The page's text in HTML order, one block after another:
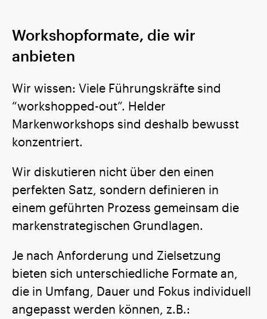
DE
EN
Workshopformate, die wir
anbieten
Wir wissen: Viele Führungskräfte sind
“workshopped-out”. Helder
Markenworkshops sind deshalb bewusst
konzentriert.
Wir diskutieren nicht über den einen
perfekten Satz, sondern definieren in
einem geführten Prozess gemeinsam die
markenstrategischen Grundlagen.
Je nach Anforderung und Zielsetzung
bieten sich unterschiedliche Formate an,
die in Umfang, Dauer und Fokus individuell
angepasst werden können, z.B.: